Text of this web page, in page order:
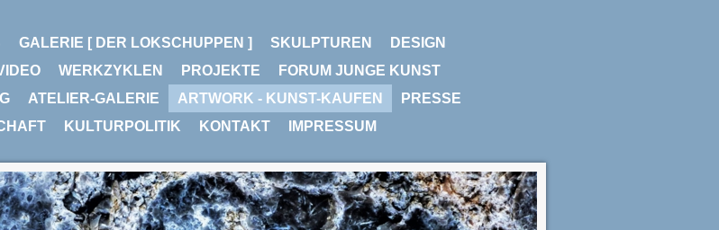
GALERIE [ DER LOKSCHUPPEN ] SKULPTUREN
DESIGN
WERKZYKLEN PROJEKTE
FORUM JUNGE KUNST
ATELIER-GALERIE ARTWORK - KUNST-KAUFEN
PRESSE
KULTURPOLITIK KONTAKT IMPRESSUM